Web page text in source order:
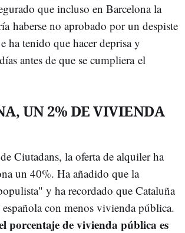
que incluso en Barcelona la
haberse no aprobado por un despiste
ha tenido que hacer deprisa y
antes de que se cumpliera el
UN 2% DE VIVIENDA
Ciutadans, la oferta de alquiler ha
un 40%. Ha añadido que la
y ha recordado que Cataluña
con menos vivienda pública.
porcentaje de vivienda pública es